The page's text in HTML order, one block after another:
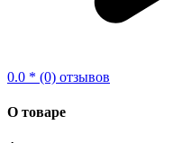
0.0 * (0) отзывов
О товаре